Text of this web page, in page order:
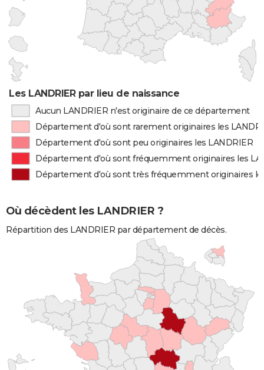
Les LANDRIER par lieu de naissance
Aucun LANDRIER n'est originaire de ce département
Département d'où sont rarement originaires les
Département d'où sont peu originaires les LANDRIER
Département d'où sont fréquemment originaires les
Département d'où sont très fréquemment originaires
Où décèdent les LANDRIER ?
Répartition des LANDRIER par département de décès.